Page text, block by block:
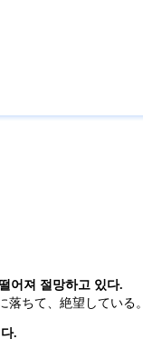
어져 절망하고 있다.
落ちて、絶望している。
.